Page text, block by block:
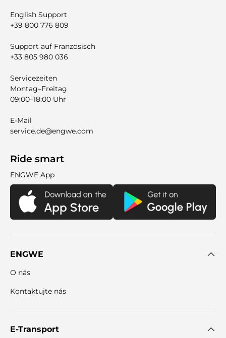
English Support
+39 800 776 809
Support auf Französisch
+33 805 980 036
Servicezeiten
Montag–Freitag
09:00–18:00 Uhr
E-Mail
service.de@engwe.com
Ride smart
ENGWE App
ENGWE
O nás
Kontaktujte nás
E-Transport